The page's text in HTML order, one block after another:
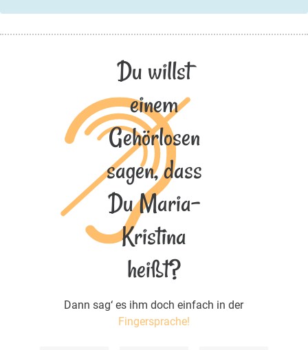
Du willst
einem
Gehörlosen
sagen, dass
Du Maria-
Kristina
heißt?
Dann sag‘ es ihm doch einfach in der
Fingersprache!